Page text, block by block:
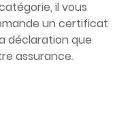
il vous
un certificat
déclaration que
assurance.